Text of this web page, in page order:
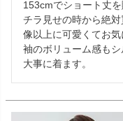
153cmでショート丈を
チラ見せの時から絶
像以上に可愛くてお気
袖のボリューム感もシ
大事に着ます。